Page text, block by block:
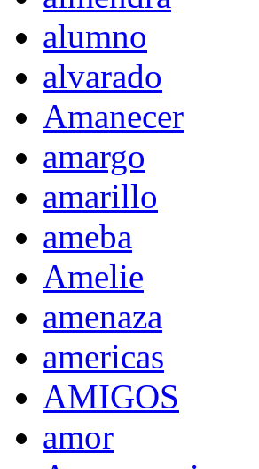
alumno
alvarado
Amanecer
amargo
amarillo
ameba
Amelie
amenaza
americas
AMIGOS
amor